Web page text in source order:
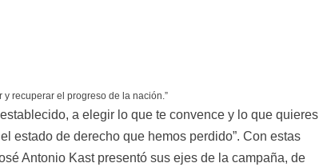
recuperar el progreso de la nación.”
a elegir lo que te convence y lo que quieres
estado de derecho que hemos perdido”. Con estas
Antonio Kast presentó sus ejes de la campaña, de